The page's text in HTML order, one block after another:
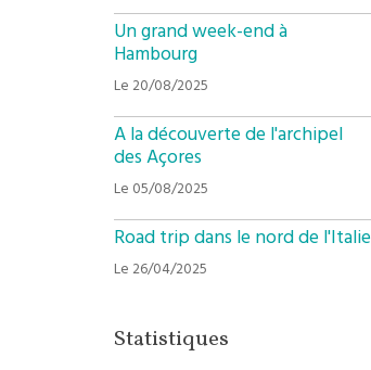
Un grand week-end à
Hambourg
Le 20/08/2025
A la découverte de l'archipel
des Açores
Le 05/08/2025
Road trip dans le nord de l'Italie
Le 26/04/2025
Statistiques